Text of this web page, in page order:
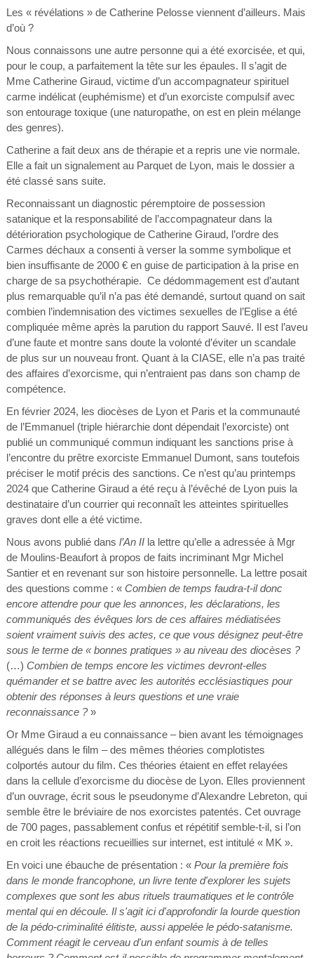
Les « révélations » de Catherine Pelosse viennent d’ailleurs. Mais
d’où ?
Nous connaissons une autre personne qui a été exorcisée, et qui,
pour le coup, a parfaitement la tête sur les épaules. Il s’agit de
Mme Catherine Giraud, victime d’un accompagnateur spirituel
carme indélicat (euphémisme) et d’un exorciste compulsif avec
son entourage toxique (une naturopathe, on est en plein mélange
des genres).
Catherine a fait deux ans de thérapie et a repris une vie normale.
Elle a fait un signalement au Parquet de Lyon, mais le dossier a
été classé sans suite.
Reconnaissant un diagnostic péremptoire de possession
satanique et la responsabilité de l’accompagnateur dans la
détérioration psychologique de Catherine Giraud, l’ordre des
Carmes déchaux a consenti à verser la somme symbolique et
bien insuffisante de 2000 € en guise de participation à la prise en
charge de sa psychothérapie. Ce dédommagement est d’autant
plus remarquable qu’il n’a pas été demandé, surtout quand on sait
combien l’indemnisation des victimes sexuelles de l’Eglise a été
compliquée même après la parution du rapport Sauvé. Il est l’aveu
d’une faute et montre sans doute la volonté d’éviter un scandale
de plus sur un nouveau front. Quant à la CIASE, elle n’a pas traité
des affaires d’exorcisme, qui n’entraient pas dans son champ de
compétence.
En février 2024, les diocèses de Lyon et Paris et la communauté
de l’Emmanuel (triple hiérarchie dont dépendait l’exorciste) ont
publié un communiqué commun indiquant les sanctions prise à
l’encontre du prêtre exorciste Emmanuel Dumont, sans toutefois
préciser le motif précis des sanctions. Ce n’est qu’au printemps
2024 que Catherine Giraud a été reçu à l’évêché de Lyon puis la
destinataire d’un courrier qui reconnaît les atteintes spirituelles
graves dont elle a été victime.
Nous avons publié dans l’An IIla lettre qu’elle a adressée à Mgr
de Moulins-Beaufort à propos de faits incriminant Mgr Michel
Santier et en revenant sur son histoire personnelle. La lettre posait
des questions comme : « Combien de temps faudra-t-il donc
encore attendre pour que les annonces, les déclarations, les
communiqués des évêques lors de ces affaires médiatisées
soient vraiment suivis des actes, ce que vous désignez peut-être
sous le terme de « bonnes pratiques » au niveau des diocèses ?
(…) Combien de temps encore les victimes devront-elles
quémander et se battre avec les autorités ecclésiastiques pour
obtenir des réponses à leurs questions et une vraie
reconnaissance ?»
Or Mme Giraud a eu connaissance – bien avant les témoignages
allégués dans le film – des mêmes théories complotistes
colportés autour du film. Ces théories étaient en effet relayées
dans la cellule d’exorcisme du diocèse de Lyon. Elles proviennent
d’un ouvrage, écrit sous le pseudonyme d’Alexandre Lebreton, qui
semble être le bréviaire de nos exorcistes patentés. Cet ouvrage
de 700 pages, passablement confus et répétitif semble-t-il, si l’on
en croit les réactions recueillies sur internet, est intitulé « MK ».
En voici une ébauche de présentation : « Pour la première fois
dans le monde francophone, un livre tente d'explorer les sujets
complexes que sont les abus rituels traumatiques et le contrôle
mental qui en découle. Il s'agit ici d'approfondir la lourde question
de la pédo-criminalité élitiste, aussi appelée le pédo-satanisme.
Comment réagit le cerveau d'un enfant soumis à de telles